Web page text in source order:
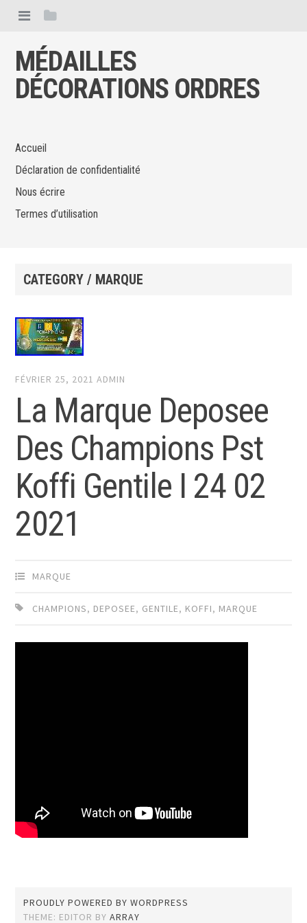
MÉDAILLES
DÉCORATIONS ORDRES
Accueil
Déclaration de confidentialité
Nous écrire
Termes d’utilisation
CATEGORY / MARQUE
FÉVRIER 25, 2021 ADMIN
La Marque Deposee
Des Champions Pst
Koffi Gentile I 24 02
2021
MARQUE
CHAMPIONS, DEPOSEE, GENTILE, KOFFI, MARQUE
PROUDLY POWERED BY WORDPRESS
THEME: EDITOR BYARRAY